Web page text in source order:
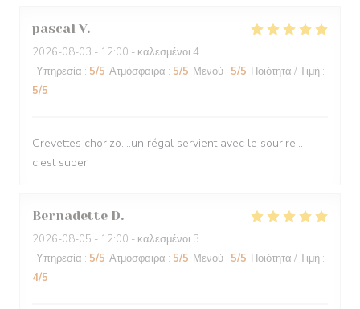
pascal V
2026-08-03 - 12:00 - καλεσμένοι 4
Υπηρεσία : 5/5 Ατμόσφαιρα : 5/5 Μενού : 5/5 Ποιότητα / Τιμή :
5/5
Crevettes chorizo....un régal servient avec le sourire...
c'est super !
Bernadette D
2026-08-05 - 12:00 - καλεσμένοι 3
Υπηρεσία : 5/5 Ατμόσφαιρα : 5/5 Μενού : 5/5 Ποιότητα / Τιμή :
4/5